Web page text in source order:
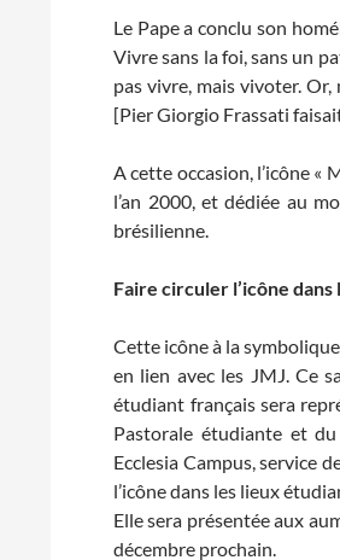
Le Pape a conclu son
Vivre sans la foi, sans un
pas vivre, mais vivoter.
[Pier Giorgio Frassati
A cette occasion, l’icône «
l’an 2000, et dédiée au
brésilienne.
Faire circuler l’icône
Cette icône à la
en lien avec les JMJ. Ce
étudiant français sera
Pastorale étudiante et
Ecclesia Campus, service
l’icône dans les lieux
Elle sera présentée aux
décembre prochain.